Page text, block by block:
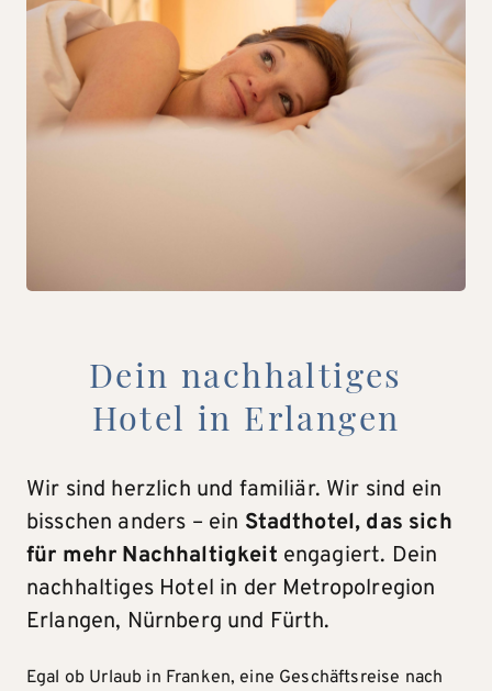
Dein nachhaltiges
Hotel in Erlangen
Wir sind herzlich und familiär. Wir sind ein
bisschen anders – ein Stadthotel, das sich
für mehr Nachhaltigkeit engagiert. Dein
nachhaltiges Hotel in der Metropolregion
Erlangen, Nürnberg und Fürth.
Egal ob Urlaub in Franken, eine Geschäftsreise nach